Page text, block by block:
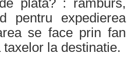
plata? : ramburs,
pentru expedierea
se face prin fan
la destinatie.